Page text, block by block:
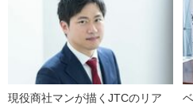
現役商社マンが描くJTCのリア